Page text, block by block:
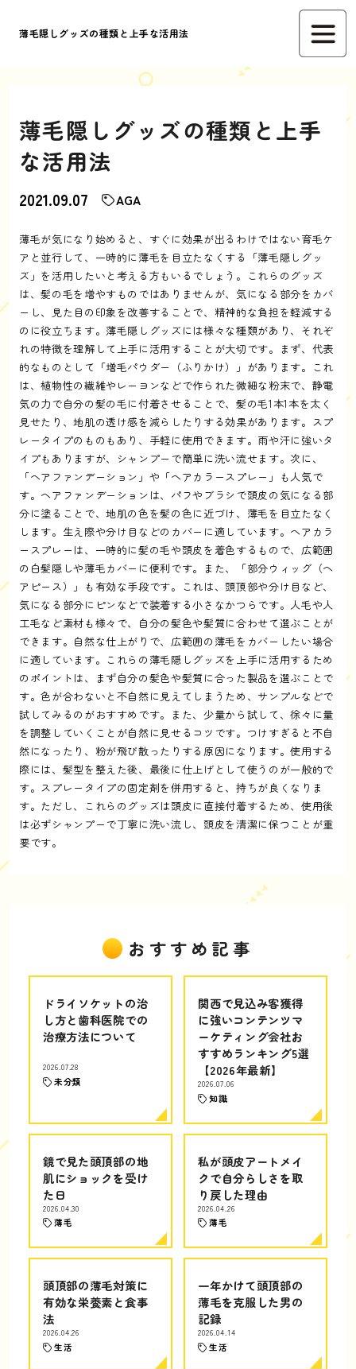
薄毛隠しグッズの種類と上手な活用法
薄毛隠しグッズの種類と上手
な活用法
2021.09.07 AGA
薄毛が気になり始めると、すぐに効果が出るわけではない育毛ケ
アと並行して、一時的に薄毛を目立たなくする「薄毛隠しグッ
ズ」を活用したいと考える方もいるでしょう。これらのグッズ
は、髪の毛を増やすものではありませんが、気になる部分をカバ
ーし、見た目の印象を改善することで、精神的な負担を軽減する
のに役立ちます。薄毛隠しグッズには様々な種類があり、それぞ
れの特徴を理解して上手に活用することが大切です。まず、代表
的なものとして「増毛パウダー（ふりかけ）」があります。これ
は、植物性の繊維やレーヨンなどで作られた微細な粉末で、静電
気の力で自分の髪の毛に付着させることで、髪の毛1本1本を太く
見せたり、地肌の透け感を減らしたりする効果があります。スプ
レータイプのものもあり、手軽に使用できます。雨や汗に強いタ
イプもありますが、シャンプーで簡単に洗い流せます。次に、
「ヘアファンデーション」や「ヘアカラースプレー」も人気で
す。ヘアファンデーションは、パフやブラシで頭皮の気になる部
分に塗ることで、地肌の色を髪の色に近づけ、薄毛を目立たなく
します。生え際や分け目などのカバーに適しています。ヘアカラ
ースプレーは、一時的に髪の毛や頭皮を着色するもので、広範囲
の白髪隠しや薄毛カバーに便利です。また、「部分ウィッグ（ヘ
アピース）」も有効な手段です。これは、頭頂部や分け目など、
気になる部分にピンなどで装着する小さなかつらです。人毛や人
工毛など素材も様々で、自分の髪色や髪質に合わせて選ぶことが
できます。自然な仕上がりで、広範囲の薄毛をカバーしたい場合
に適しています。これらの薄毛隠しグッズを上手に活用するため
のポイントは、まず自分の髪色や髪質に合った製品を選ぶことで
す。色が合わないと不自然に見えてしまうため、サンプルなどで
試してみるのがおすすめです。また、少量から試して、徐々に量
を調整していくことが自然に見せるコツです。つけすぎると不自
然になったり、粉が飛び散ったりする原因になります。使用する
際には、髪型を整えた後、最後に仕上げとして使うのが一般的で
す。スプレータイプの固定剤を併用すると、持ちが良くなりま
す。ただし、これらのグッズは頭皮に直接付着するため、使用後
は必ずシャンプーで丁寧に洗い流し、頭皮を清潔に保つことが重
要です。
おすすめ記事
ドライソケットの治
し方と歯科医院での
治療方法について
2026.07.28
未分類
関西で見込み客獲得
に強いコンテンツマ
ーケティング会社お
すすめランキング5選
【2026年最新】
2026.07.06
知識
鏡で見た頭頂部の地
肌にショックを受け
た日
2026.04.30
薄毛
私が頭皮アートメイ
クで自分らしさを取
り戻した理由
2026.04.26
薄毛
頭頂部の薄毛対策に
有効な栄養素と食事
法
2026.04.26
生活
一年かけて頭頂部の
薄毛を克服した男の
記録
2026.04.14
生活